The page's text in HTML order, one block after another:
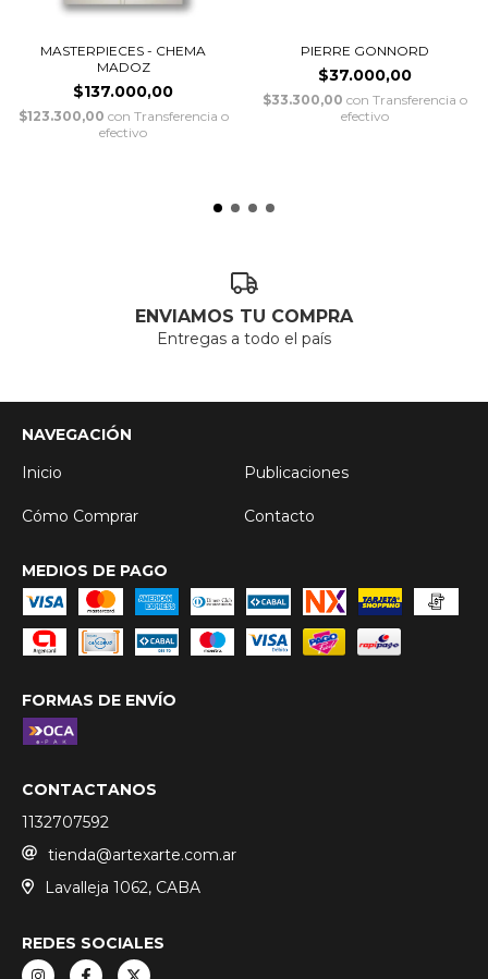
MASTERPIECES - CHEMA
MADOZ
$137.000,00
$123.300,00 con Transferencia o
efectivo
PIERRE GONNORD
$37.000,00
$33.300,00 con Transferencia o
efectivo
ENVIAMOS TU COMPRA
Entregas a todo el país
NAVEGACIÓN
Inicio
Publicaciones
Cómo Comprar Contacto
MEDIOS DE PAGO
FORMAS DE ENVÍO
CONTACTANOS
1132707592
tienda@artexarte.com.ar
Lavalleja 1062, CABA
REDES SOCIALES